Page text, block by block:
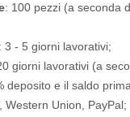
: 100 pezzi (a seconda
: 3 - 5 giorni lavorativi;
giorni lavorativi (a
deposito e il saldo
Western Union, PayPal;